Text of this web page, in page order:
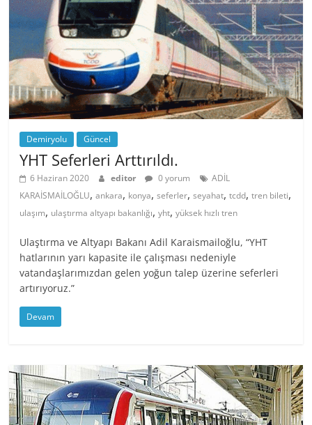
Demiryolu Güncel
YHT Seferleri Arttırıldı.
6 Haziran 2020 editor 0 yorum
ADİL
KARAİSMAİLOĞLU,ankara, konya,seferler,seyahat,tcdd,tren bileti,
ulaşım, ulaştırma altyapı bakanlığı,yht,yüksek hızlı tren
Ulaştırma ve Altyapı Bakanı Adil Karaismailoğlu, “YHT
hatlarının yarı kapasite ile çalışması nedeniyle
vatandaşlarımızdan gelen yoğun talep üzerine seferleri
artırıyoruz.”
Devam